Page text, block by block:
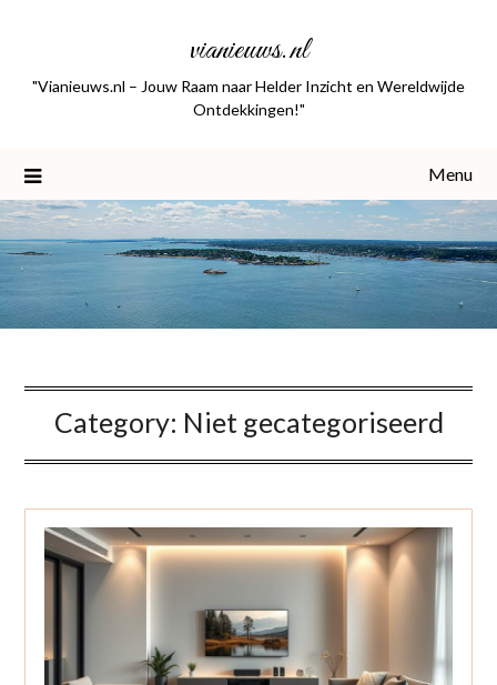
vianieuws.nl
"Vianieuws.nl – Jouw Raam naar Helder Inzicht en Wereldwijde
Ontdekkingen!"
Menu
Category: Niet gecategoriseerd